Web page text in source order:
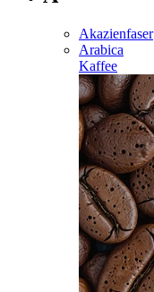
Akazienfaser
Arabica
Kaffee